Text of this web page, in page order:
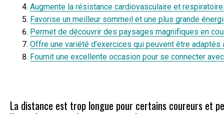
Augmente la résistance cardiovasculaire et respiratoire.
Favorise un meilleur sommeil et une plus grande
Permet de découvrir des paysages magnifiques en
Offre une variété d’exercices qui peuvent être
Fournit une excellente occasion pour se connecter
La distance est trop longue pour certains coureurs et